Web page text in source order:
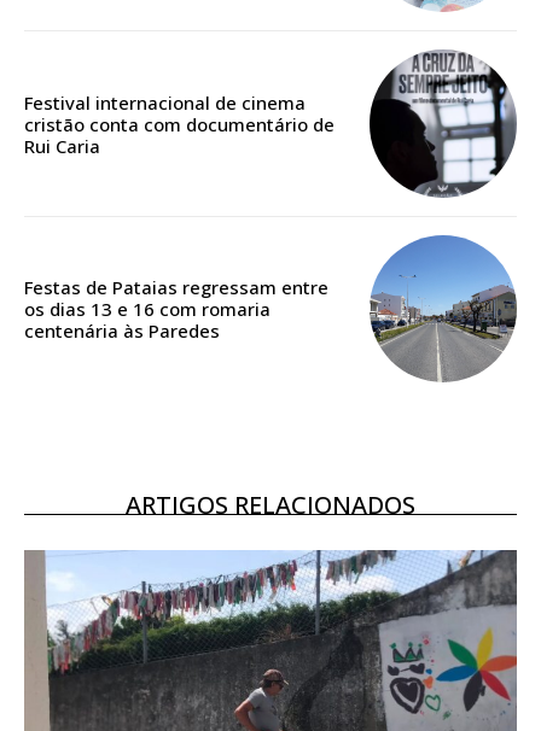
Acesso aos conteúdos Exclusivos para
assinantes
12 meses
Acesso ao conteúdo online
Acesso aos conteúdos Exclusivos para
assinantes
Ofertas para assinatura anual
Festival internacional de cinema
cristão conta com documentário de
Rui Caria
Festas de Pataias regressam entre
os dias 13 e 16 com romaria
centenária às Paredes
ARTIGOS RELACIONADOS